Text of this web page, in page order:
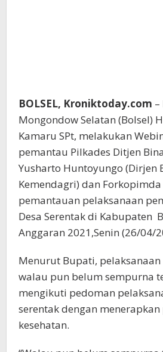
BOLSEL, Kroniktoday.com
Mongondow Selatan (Bolsel)
Kamaru SPt, melakukan
pemantau Pilkades Ditjen
Yusharto Huntoyungo (Dirjen
Kemendagri) dan
pemantauan pelaksanaan
Desa Serentak di Kabupaten
Anggaran 2021,Senin (26/04/
Menurut Bupati,
walau pun belum sempurna
mengikuti pedoman
serentak dengan
kesehatan.